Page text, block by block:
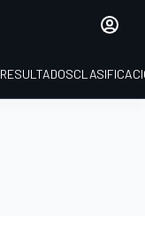
RESULTADOS